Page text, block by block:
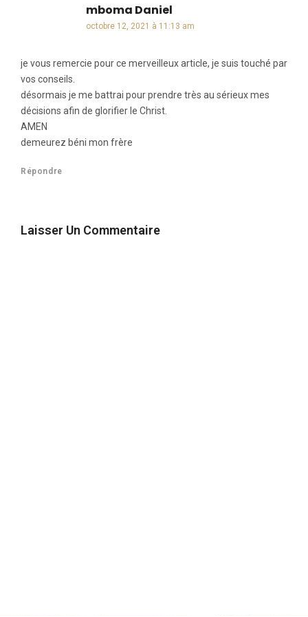
mboma Daniel
octobre 12, 2021 à 11:13 am
je vous remercie pour ce merveilleux article, je suis touché par
vos conseils.
désormais je me battrai pour prendre très au sérieux mes
décisions afin de glorifier le Christ.
AMEN
demeurez béni mon frère
Répondre
Laisser Un Commentaire